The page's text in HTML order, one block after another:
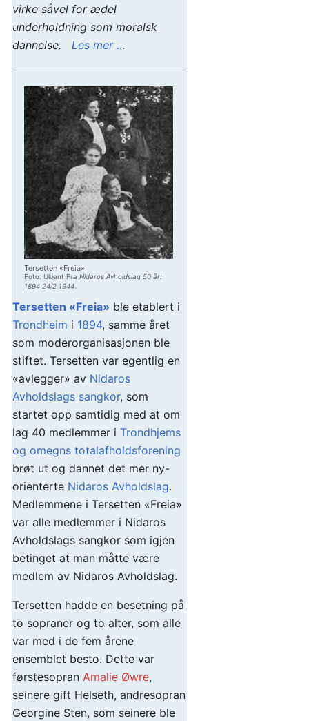
virke såvel for ædel
underholdning som moralsk
dannelse.
Les mer …
Tersetten «Freia»
Foto: Ukjent Fra Nidaros Avholdslag 50 år:
1894 24/2 1944
Tersetten «Freia» ble etablert i
Trondheim i 1894, samme året
som moderorganisasjonen ble
stiftet. Tersetten var egentlig en
«avlegger» av Nidaros
Avholdslags sangkor, som
startet opp samtidig med at om
lag 40 medlemmer i Trondhjems
og omegns totalafholdsforening
brøt ut og dannet det mer ny-
orienterte Nidaros Avholdslag.
Medlemmene i Tersetten «Freia»
var alle medlemmer i Nidaros
Avholdslags sangkor som igjen
betinget at man måtte være
medlem av Nidaros Avholdslag.
Tersetten hadde en besetning på
to sopraner og to alter, som alle
var med i de fem årene
ensemblet besto. Dette var
førstesopran Amalie Øwre,
seinere gift Helseth, andresopran
Georgine Sten, som seinere ble